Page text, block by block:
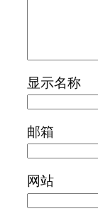
显示名称
邮箱
网站